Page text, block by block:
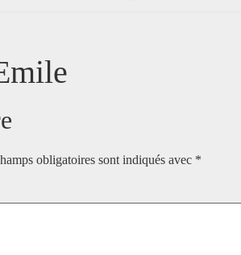
obligatoires sont indiqués avec *